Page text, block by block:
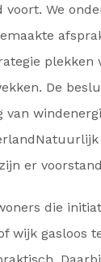
We
plekken
De
er
die
wijk gasloos